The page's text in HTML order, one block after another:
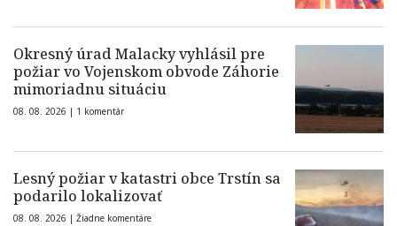
Okresný úrad Malacky vyhlásil pre
požiar vo Vojenskom obvode Záhorie
mimoriadnu situáciu
08. 08. 2026 | 1 komentár
Lesný požiar v katastri obce Trstín sa
podarilo lokalizovať
08. 08. 2026 | Žiadne komentáre